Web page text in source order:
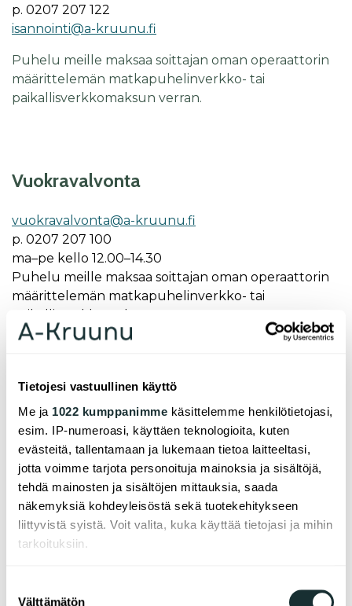
Tietojesi vastuullinen käyttö
Me ja 1022 kumppanimme käsittelemme henkilötietojasi,
esim. IP-numeroasi, käyttäen teknologioita, kuten
evästeitä, tallentamaan ja lukemaan tietoa laitteeltasi,
jotta voimme tarjota personoituja mainoksia ja sisältöjä,
tehdä mainosten ja sisältöjen mittauksia, saada
näkemyksiä kohdeyleisöstä sekä tuotekehitykseen
liittyvistä syistä. Voit valita, kuka käyttää tietojasi ja mihin
tarkoituksiin.
Kerätä tietoja maantieteellisestä sijainnistasi,
Välttämätön
p. 0207 207 122
isannointi@a-kruunu.fi
Puhelu meille maksaa soittajan oman operaattorin
määrittelemän matkapuhelinverkko- tai
paikallisverkkomaksun verran.
Vuok­ra­val­von­ta
vuok­ra­val­von­ta@a-kruu­nu.fi
p. 0207 207 100
ma–pe kel­lo 12.00–14.30
Puhelu meille maksaa soittajan oman operaattorin
määrittelemän matkapuhelinverkko- tai
paikallisverkkomaksun verran.
raus
vuok­raus@a-kruu­nu.fi
p. 0207 207 100
ma–pe kel­lo 12.00–14.30
Puhelu meille maksaa soittajan oman operaattorin
määrittelemän matkapuhelinverkko- tai
paikallisverkkomaksun verran.